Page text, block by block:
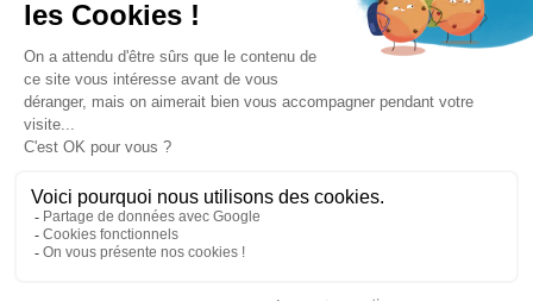
Mentions légales
Conditions générales de ventes
Plateforme de signalement